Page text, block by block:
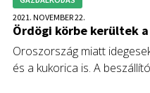
2021. NOVEMBER 22.
Ördögi körbe kerültek
Oroszország miatt
és a kukorica is. A